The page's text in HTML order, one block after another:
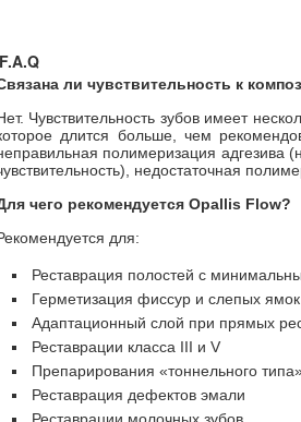
F.A.Q
ли чувствительность к
Чувствительность зубов имеет
длится больше, чем
полимеризация адгезива
недостаточная
чего рекомендуется Opallis Flow?
для:
Реставрация полостей с
Герметизация фиссур и слепых ямок
Адаптационный слой при прямых
Реставрации класса III и V
Препарирования «тоннельного
Реставрация дефектов эмали